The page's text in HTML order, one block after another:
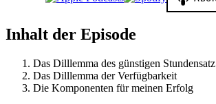
Inhalt der Episode
Das Dilllemma des günstigen Stundensatz
Das Dilllemma der Verfügbarkeit
Die Komponenten für meinen Erfolg